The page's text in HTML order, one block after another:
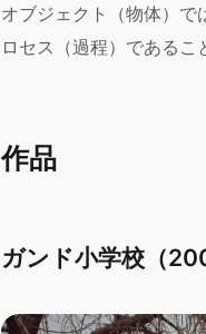
オブジェクト（物体）
ロセス（過程）であるこ
作品
ガンド小学校（